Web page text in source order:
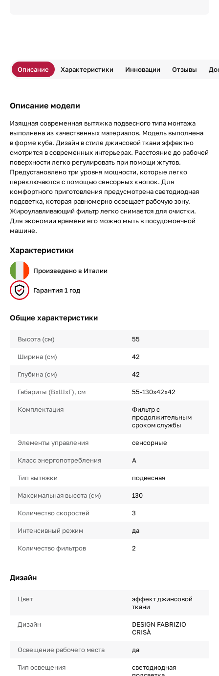
Описание Характеристики Инновации Отзывы
Описание модели
Изящная современная вытяжка подвесного типа монтажа
выполнена из качественных материалов. Модель выполнена
в форме куба. Дизайн в стиле джинсовой ткани эффектно
смотрится в современных интерьерах. Расстояние до рабочей
поверхности легко регулировать при помощи жгутов.
Предустановлено три уровня мощности, которые легко
переключаются с помощью сенсорных кнопок. Для
комфортного приготовления предусмотрена светодиодная
подсветка, которая равномерно освещает рабочую зону.
Жироулавливающий фильтр легко снимается для очистки.
Для экономии времени его можно мыть в посудомоечной
машине.
Характеристики
Произведено в Италии
Гарантия 1 год
Общие характеристики
Высота (см) 55
Ширина (см) 42
Глубина (см) 42
Габариты (ВхШхГ), см 55-130х42х42
Комплектация
Фильтр с
продолжительным
сроком службы
Элементы управления сенсорные
Класс энергопотребления A
Тип вытяжки подвесная
Максимальная высота (см) 130
Количество скоростей 3
Интенсивный режим да
Количество фильтров 2
Дизайн
Цвет
эффект джинсовой
ткани
Дизайн
DESIGN FABRIZIO
CRISÀ
Освещение рабочего места да
Тип освещения
светодиодная